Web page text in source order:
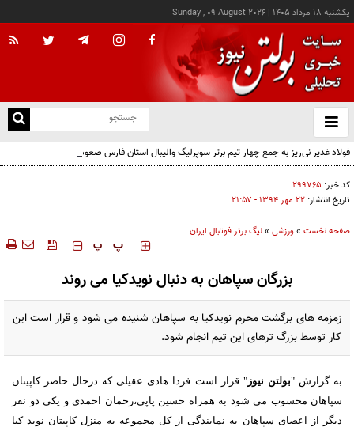
يکشنبه ۱۸ مرداد ۱۴۰۵ |
Sunday , 09 August 2026
باز
و
فولاد غدیر نی‌ریز به جمع چهار تیم برتر سوپرلیگ والیبال استان فارس صعود کرد
کد خبر: ۲۹۹۷۶۵
تاریخ انتشار: ۲۲ مهر ۱۳۹۴ - ۲۱:۵۷
صفحه نخست »ورزشی »لیگ برتر فوتبال ایران
‍‍‍ پ پ
بزرگان سپاهان به دنبال نویدکیا می روند
زمزمه های برگشت محرم نویدکیا به سپاهان شنیده می شود و قرار است این
کار توسط بزرگ ترهای این تیم انجام شود.
به گزارش "بولتن نیوز" قرار است فردا هادی عقیلی که درحال حاضر کاپیتان
سپاهان محسوب می شود به همراه حسین پاپی،رحمان احمدی و یکی دو نفر
دیگر از اعضای سپاهان به نمایندگی از کل مجموعه به منزل کاپیتان نوید کیا